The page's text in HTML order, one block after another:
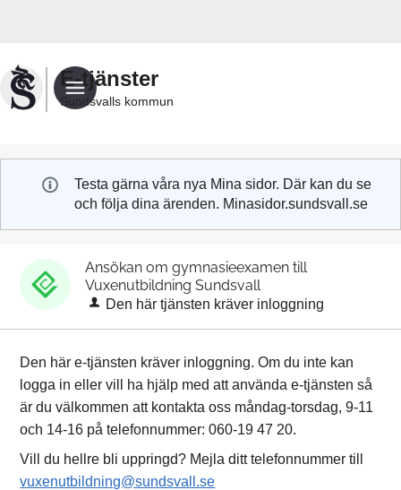
Sundsvalls
kommuns
e-
E-tjänster
Sundsvalls kommun
Testa gärna våra nya Mina sidor. Där kan du se
och följa dina ärenden. Minasidor.sundsvall.se
Ansökan om gymnasieexamen till
Vuxenutbildning Sundsvall
Den här tjänsten kräver inloggning
Den här e-tjänsten kräver inloggning. Om du inte kan
logga in eller vill ha hjälp med att använda e-tjänsten så
är du välkommen att kontakta oss måndag-torsdag, 9-11
och 14-16 på telefonnummer: 060-19 47 20.
Vill du hellre bli uppringd? Mejla ditt telefonnummer till
vuxenutbildning@sundsvall.se